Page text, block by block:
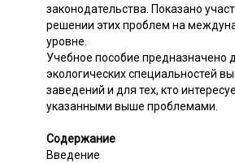
законодательства. Показано
решении этих проблем на
уровне.
Учебное пособие предназначено
экологических специальностей
заведений и для тех, кто
указанными выше проблемами.
Содержание
Введение